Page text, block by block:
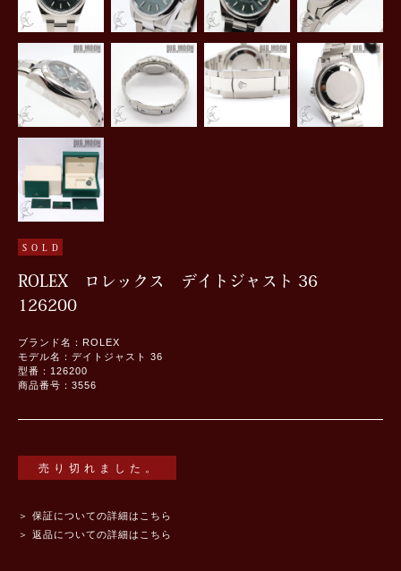
SOLD
ROLEX ロレックス デイトジャスト 36
126200
ブランド名：ROLEX
モデル名：デイトジャスト 36
型番：126200
商品番号：3556
売り切れました。
＞ 保証についての詳細はこちら
＞ 返品についての詳細はこちら